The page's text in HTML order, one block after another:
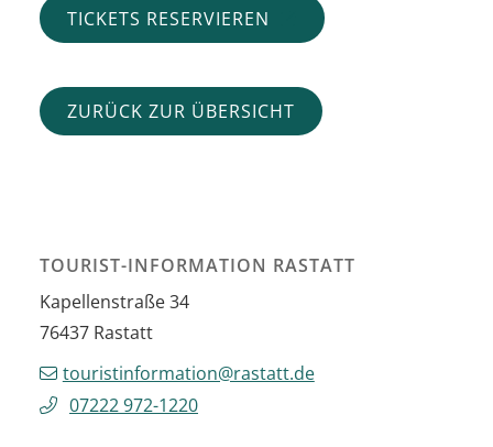
TICKETS RESERVIEREN
ZURÜCK ZUR ÜBERSICHT
TOURIST-INFORMATION RASTATT
Kapellenstraße 34
76437 Rastatt
touristinformation@rastatt.de
07222 972-1220